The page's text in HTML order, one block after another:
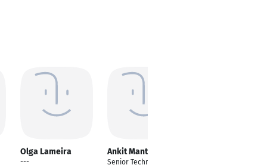
Olga Lameira
---
Ankit Mantri
Senior Technical Lead